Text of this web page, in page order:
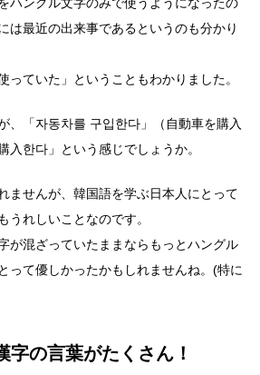
ハングル文字のみで使うようになったの
は最近の出来事であるというのも分かり
っていた」ということもわかりました。
、「자동차를 구입한다」（自動車を購入
한다」という感じでしょうか。
ませんが、韓国語を学ぶ日本人にとって
うれしいことなのです。
が混ざっていたままならもっとハングル
って優しかったかもしれませんね。(特に
字の言葉がたくさん！